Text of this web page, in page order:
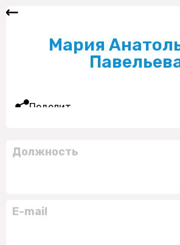
Мария
Поделиться
Должность
E-mail